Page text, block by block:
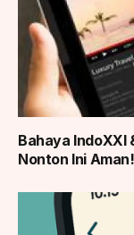
Bahaya IndoXXI
Nonton Ini Aman!